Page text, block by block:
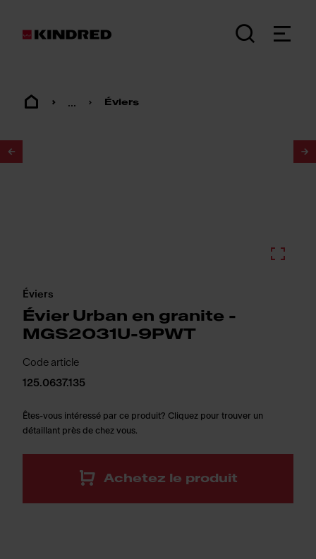
... Éviers
Éviers
Évier Urban en granite -
MGS2031U-9PWT
Code article
125.0637.135
Êtes-vous intéressé par ce produit? Cliquez pour trouver un
détaillant près de chez vous.
Achetez le produit